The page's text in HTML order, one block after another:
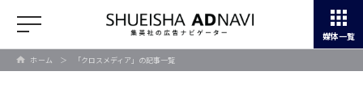
媒体一覧
ホーム ＞ 「クロスメディア」の記事一覧